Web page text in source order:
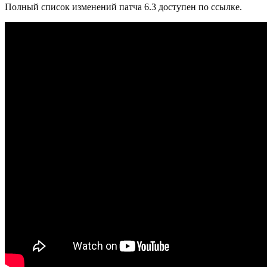
Полный список изменений патча 6.3 доступен по ссылке.